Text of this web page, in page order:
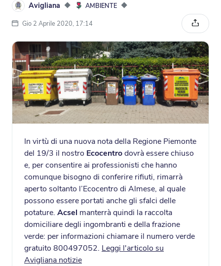
Avigliana ◆ AMBIENTE ◆
Gio 2 Aprile 2020, 17:14
In virtù di una nuova nota della Regione Piemonte
del 19/3 il nostro Ecocentrodovrà essere chiuso
e, per consentire ai professionisti che hanno
comunque bisogno di conferire rifiuti, rimarrà
aperto soltanto l’Ecocentro di Almese, al quale
possono essere portati anche gli sfalci delle
potature. Acsel manterrà quindi la raccolta
domiciliare degli ingombranti e della frazione
verde: per informazioni chiamare il numero verde
gratuito 800497052. Leggi l'articolo su
Avigliana notizie